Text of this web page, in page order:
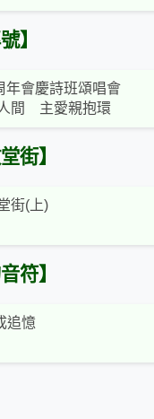
】
年會慶詩班頌唱會
間 主愛親抱環
街】
街(上)
符】
追憶